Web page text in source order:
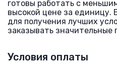
готовы работать с
высокой цене за единицу.
для получения лучших
заказывать значительные
Условия оплаты